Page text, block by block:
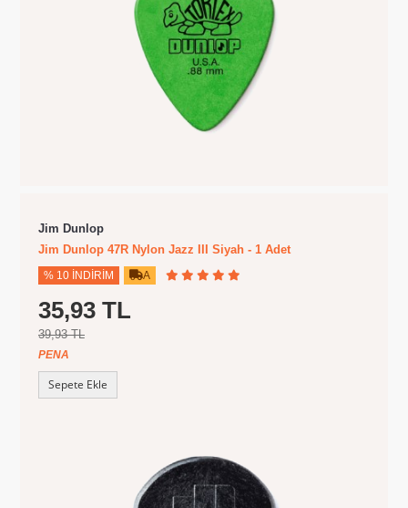
Jim Dunlop
Jim Dunlop 47R Nylon Jazz III Siyah - 1 Adet
% 10 İNDIRIM A
35,93 TL
39,93 TL
PENA
Sepete Ekle